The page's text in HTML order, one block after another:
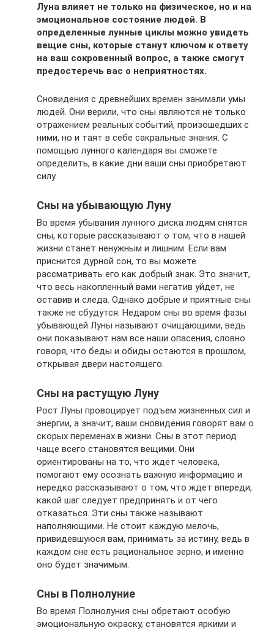
Луна влияет не только на физическое, но и на
эмоциональное состояние людей. В
определенные лунные циклы можно увидеть
вещие сны, которые станут ключом к ответу
на ваш сокровенный вопрос, а также смогут
предостеречь вас о неприятностях.
Сновидения с древнейших времен занимали умы
людей. Они верили, что сны являются не только
отражением реальных событий, произошедших с
ними, но и таят в себе сакральные знания. С
помощью лунного календаря вы сможете
определить, в какие дни ваши сны приобретают
силу.
Сны на убывающую Луну
Во время убывания лунного диска людям снятся
сны, которые рассказывают о том, что в нашей
жизни станет ненужным и лишним. Если вам
приснится дурной сон, то вы можете
рассматривать его как добрый знак. Это значит,
что весь накопленный вами негатив уйдет, не
оставив и следа. Однако добрые и приятные сны
также не сбудутся. Недаром сны во время фазы
убывающей Луны называют очищающими, ведь
они показывают нам все наши опасения, словно
говоря, что беды и обиды остаются в прошлом,
открывая двери настоящего.
Сны на растущую Луну
Рост Луны провоцирует подъем жизненных сил и
энергии, а значит, ваши сновидения говорят вам о
скорых переменах в жизни. Сны в этот период
чаще всего становятся вещими. Они
ориентированы на то, что ждет человека,
помогают ему осознать важную информацию и
нередко рассказывают о том, что ждет впереди,
какой шаг следует предпринять и от чего
отказаться. Эти сны также называют
наполняющими. Не стоит каждую мелочь,
привидевшуюся вам, принимать за истину, ведь в
каждом сне есть рациональное зерно, и именно
оно будет значимым.
Сны в Полнолуние
Во время Полнолуния сны обретают особую
эмоциональную окраску, становятся яркими и